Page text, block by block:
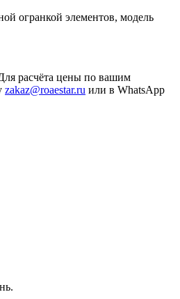
огранкой элементов, модель
расчёта цены по вашим
zakaz@roaestar.ru или в WhatsApp